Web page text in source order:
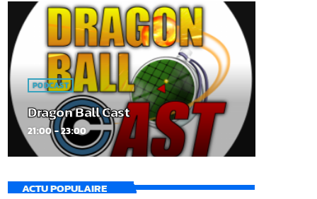
PODCAST
Dragon Ball Cast
21:00 - 23:00
ACTU POPULAIRE